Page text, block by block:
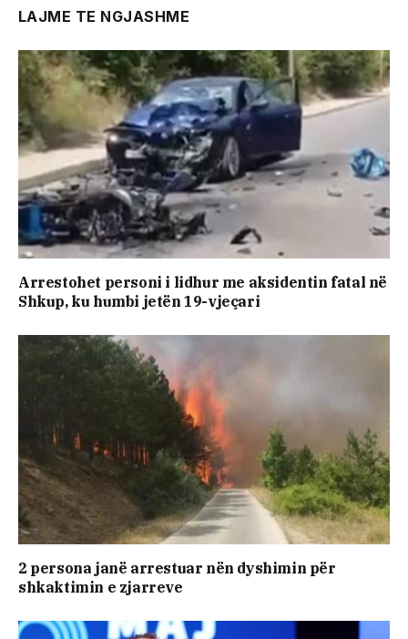
LAJME TE NGJASHME
Arrestohet personi i lidhur me aksidentin fatal në
Shkup, ku humbi jetën 19-vjeçari
2 persona janë arrestuar nën dyshimin për
shkaktimin e zjarreve